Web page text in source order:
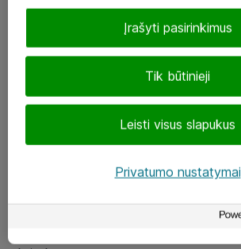
LinkedIn
Tik būtinieji
Leisti visus slapukus
Įrašyti pasirinkimus
Privatumo nustatymai